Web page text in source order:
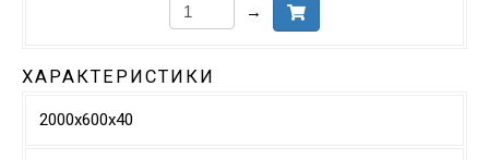
→
ХАРАКТЕРИСТИКИ
2000х600х40